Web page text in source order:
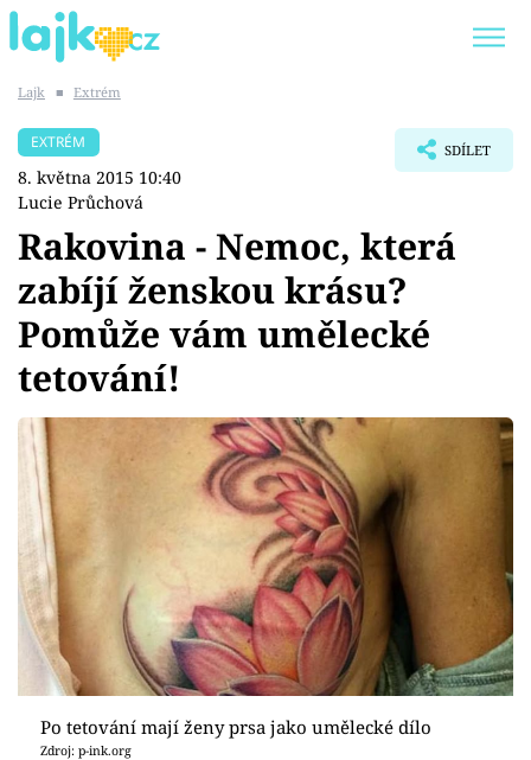
SHOPAHOLICADEL
Témata
Showbyznys
Youtubeři
Virály
Sex a vztahy
Videa
Sledujte prima+
Přihlášení
Lajk ■ Extrém
EXTRÉM
8. května 2015 10:40
Lucie Průchová
SDÍLET
Rakovina - Nemoc, která
zabíjí ženskou krásu?
Pomůže vám umělecké
tetování!
Po tetování mají ženy prsa jako umělecké dílo
Zdroj: p-ink.org